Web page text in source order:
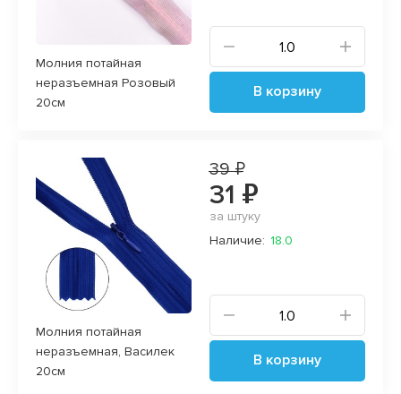
Молния потайная
неразъемная Розовый
20см
В корзину
Молния потайная
неразъемная, Василек
20см
39 ₽
31 ₽
за штуку
Наличие: 18.0
В корзину